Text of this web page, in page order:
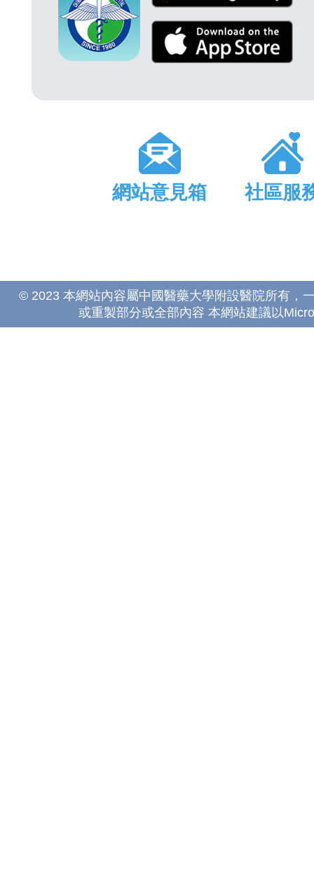
網站意見箱 社區服
© 2023 本網站內容屬中國醫藥大學附設醫院所有，
或重製部分或全部內容 本網站建議以